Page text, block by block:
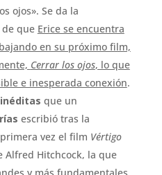
ojos». Se da la
que Erice se encuentra
en su próximo film,
Cerrar los ojos, lo que
e inesperada conexión.
que un
escribió tras la
vez el film Vértigo
Alfred Hitchcock, la que